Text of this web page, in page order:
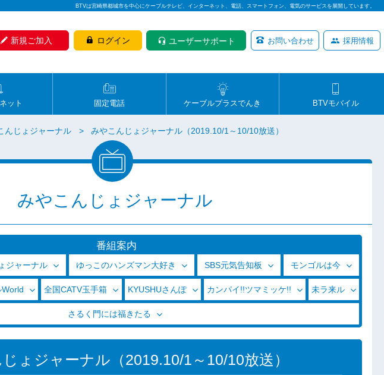
BTVは宮崎県都城市を中心にケーブルテレビ、インターネット、電話、スマートフォン、電気のサービスを展開しています。
新規ご加入 ログイン ユーザーサポート お問い合わせ 採用情報
ット 固定電話 ケーブルプラスでんき BTVモバイル
んじょジャーナル みやこんじょジャーナル（2019.10/1～10/10放送）
みやこんじょジャーナル
番組案内
ジャーナル ゆっこのハンズマン大好き SBS元気告知板 モンゴルは今
全国CATV玉手箱 KYUSHUさんぽ カンパイ!!ツマミッケ!! 未ラ来ル
さるく門には福きたる
ょジャーナル（2019.10/1～10/10放送）